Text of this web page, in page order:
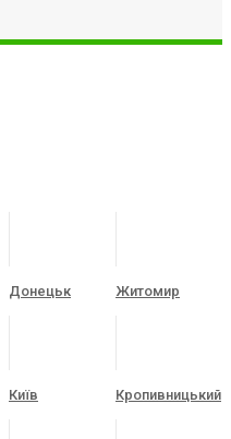
Донецьк Житомир
Київ Кропивницький